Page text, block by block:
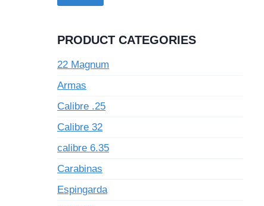
PRODUCT CATEGORIES
22 Magnum
Armas
Calibre .25
Calibre 32
calibre 6.35
Carabinas
Espingarda